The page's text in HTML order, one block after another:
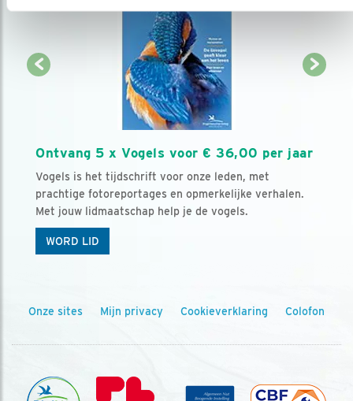
Ontvang 5 x Vogels voor € 36,00 per jaar
Vogels is het tijdschrift voor onze leden, met
prachtige fotoreportages en opmerkelijke verhalen.
Met jouw lidmaatschap help je de vogels.
WORD LID
Onze sites Mijn privacy Cookieverklaring Colofon